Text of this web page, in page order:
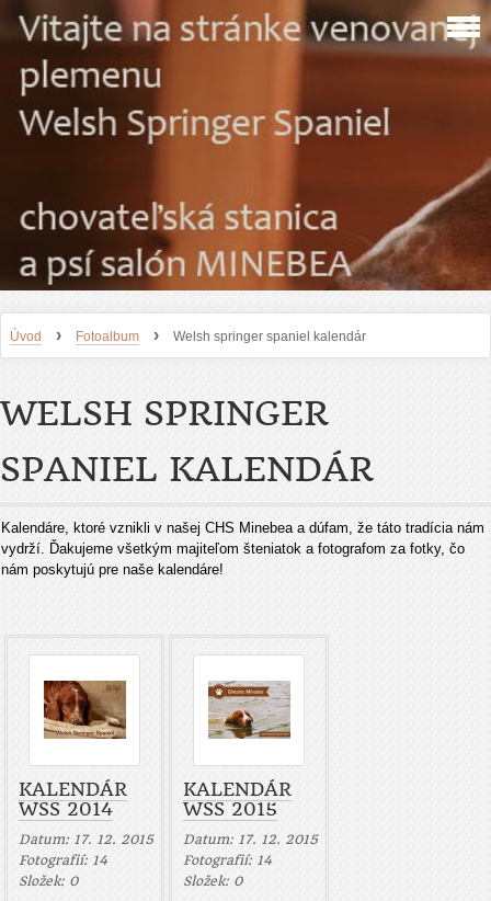
Úvod › Fotoalbum › Welsh springer spaniel kalendár
WELSH SPRINGER
SPANIEL KALENDÁR
Kalendáre, ktoré vznikli v našej CHS Minebea a dúfam, že táto tradícia nám
vydrží. Ďakujeme všetkým majiteľom šteniatok a fotografom za fotky, čo
nám poskytujú pre naše kalendáre!
KALENDÁR
WSS 2014
Datum: 17. 12. 2015
Fotografií: 14
Složek: 0
KALENDÁR
WSS 2015
Datum: 17. 12. 2015
Fotografií: 14
Složek: 0